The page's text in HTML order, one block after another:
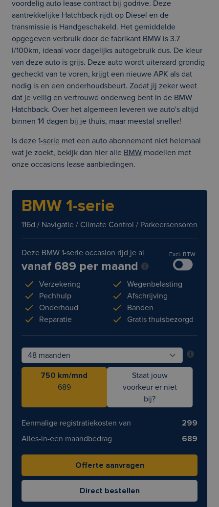
voordelig auto lease contract bij godrive. Deze
aantrekkelijke Hatchback rijdt op Diesel en de
transmissie is Handgeschakeld. Het gemiddelde
opgegeven verbruik door de fabrikant BMW is 3.7
l/100km, ideaal voor dagelijks autogebruik dus. De kleur
van deze auto is grijs. Deze auto wordt uiteraard grondig
gecheckt van te voren, krijgt een nieuwe APK als dat
nodig is en een onderhoudsbeurt. Zodat jij zeker weet
dat je veilig en vertrouwd onderweg bent in de BMW
Hatchback. Over het algemeen leveren we auto's altijd
binnen 14 dagen bij je thuis, maar meestal sneller!
Is deze 1-serie met een auto abonnement niet helemaal
wat je zoekt, bekijk dan hier alle BMW modellen met
onze occasions lease aanbiedingen.
BMW 1-serie
116d / Navigatie / Climate Control / Parkeersensoren
Deze BMW 1-serie occasion rijd je al
vanaf 689 per maand
Excl. BTW
Verzekering
Pechhulp
Onderhoud
Reparatie
Wegenbelasting
Afschrijving
Banden
Gratis thuisbezorgd
750 km/mnd
689
Staat jouw
voorkeur er niet
bij?
Eenmalige registratiekosten van
299
Alles-in-een maandbedrag
689